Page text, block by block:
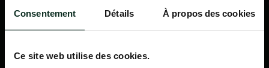
Consentement Détails À propos des cookies
Ce site web utilise des cookies.